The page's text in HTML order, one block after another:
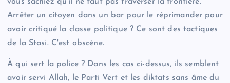
Arrêter un citoyen dans un bar pour le réprimander pour
avoir critiqué la classe politique ? Ce sont des tactiques
de la Stasi. C'est obscène.
À qui sert la police ? Dans les cas ci-dessus, ils semblent
avoir servi Allah, le Parti Vert et les diktats sans âme du